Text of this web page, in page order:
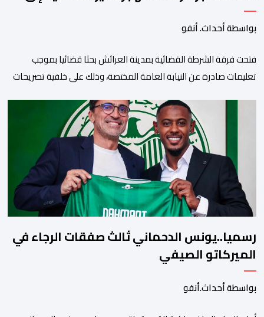
القضاء
بواسطة أحداث. أنفو
فتحت فرقة الشرطة القضائية بمدينة العرائش بحثا قضائيا بموجب
تعليمات صادرة عن النيابة العامة المختصة، وذلك على خلفية تصريحات
وأعادت تداولها حسابات على شبكات التواصل الاجتماعي. وكانت
السيدة المذكورة قد صرحت بمعطيات مضللة، واتهامات كيدية، تدعي
فيها بأن جهات رسمية هي من فتحت الحدود في […]
رسميا..يونس الدحماني ثالث صفقات الرجاء في
الميركاتو الصيفي
بواسطة أحداث.أنفو